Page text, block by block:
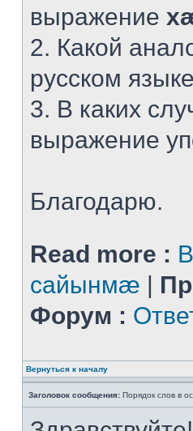
выражение
2. Какой
русском
3. В каких
выражение
Благодарю.
Read more :
сайынмæ |
Форум :
Вернуться к началу
Заголовок сообщения: Порядок слов в